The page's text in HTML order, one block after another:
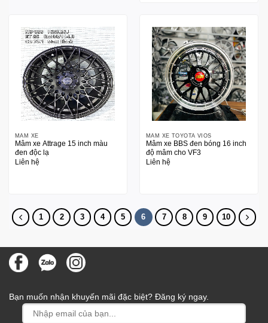
MÂM XE
Mâm xe Attrage 15 inch màu
đen độc lạ
Liên hệ
MÂM XE TOYOTA VIOS
Mâm xe BBS đen bóng 16 inch
độ mâm cho VF3
Liên hệ
1 2 3 4 5 6 7 8 9 10
Bạn muốn nhận khuyến mãi đặc biệt? Đăng ký ngay.